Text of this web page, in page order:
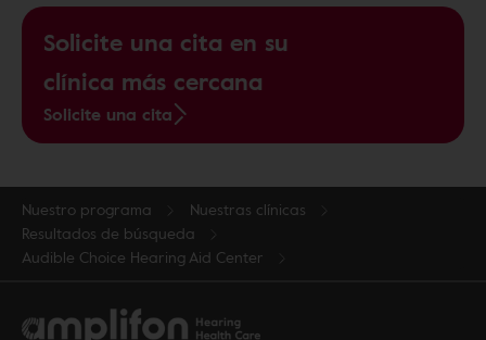
Solicite una cita en su
clínica más cercana
Solicite una cita
Nuestro programa
Nuestras clínicas
Resultados de búsqueda
Audible Choice Hearing Aid Center